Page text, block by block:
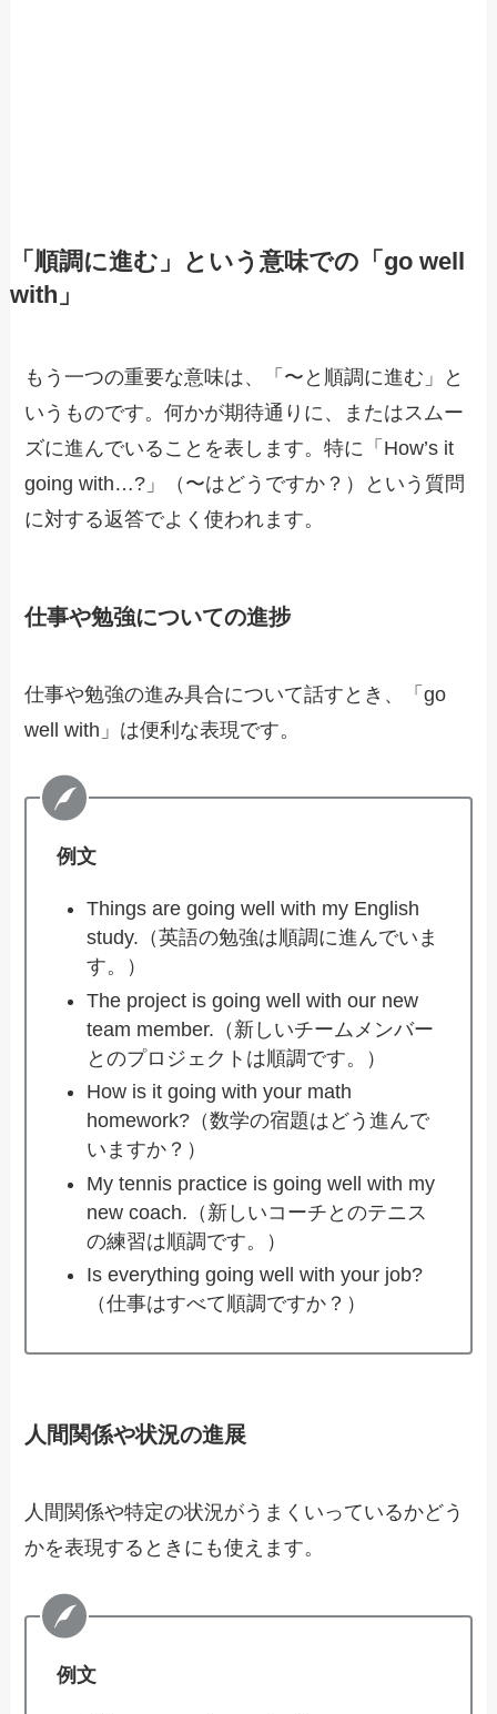
「順調に進む」という意味での「go well
with」
もう一つの重要な意味は、「〜と順調に進む」と
いうものです。何かが期待通りに、またはスムー
ズに進んでいることを表します。特に「How’s it
going with…?」（〜はどうですか？）という質問
に対する返答でよく使われます。
仕事や勉強についての進捗
仕事や勉強の進み具合について話すとき、「go
well with」は便利な表現です。
例文
Things are going well with my English
study.（英語の勉強は順調に進んでいま
す。）
The project is going well with our new
team member.（新しいチームメンバー
とのプロジェクトは順調です。）
How is it going with your math
homework?（数学の宿題はどう進んで
いますか？）
My tennis practice is going well with my
new coach.（新しいコーチとのテニス
の練習は順調です。）
Is everything going well with your job?
（仕事はすべて順調ですか？）
人間関係や状況の進展
人間関係や特定の状況がうまくいっているかどう
かを表現するときにも使えます。
例文